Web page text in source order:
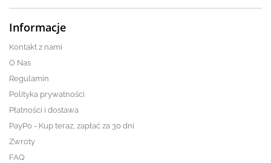
Informacje
Kontakt z nami
O Nas
Regulamin
Polityka prywatności
Płatności i dostawa
PayPo - Kup teraz, zapłać za 30 dni
Zwroty
FAQ